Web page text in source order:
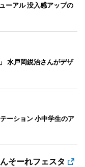
ーアル 没入感アップの
水戸岡鋭治さんがデザ
ーション 小中学生のア
そーれフェスタ